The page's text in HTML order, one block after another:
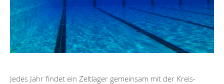
Jedes Jahr findet ein Zeltlager gemeinsam mit der Kreis-